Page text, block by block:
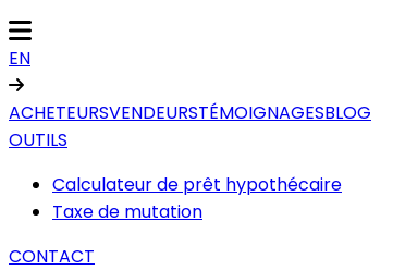
EN
ACHETEURSVENDEURSTÉMOIGNAGESBLOG
OUTILS
Calculateur de prêt hypothécaire
Taxe de mutation
CONTACT